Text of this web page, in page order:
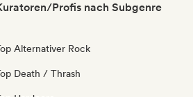
Profis nach Subgenre
Alternativer Rock
Death / Thrash